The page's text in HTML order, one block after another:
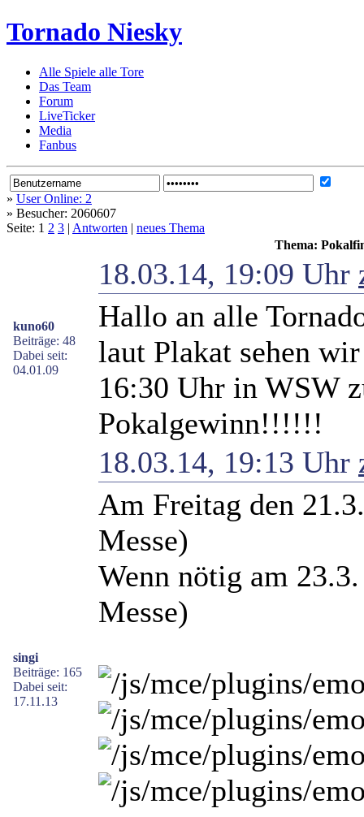
Tornado Niesky
Alle Spiele alle Tore
Das Team
Forum
LiveTicker
Media
Fanbus
» User Online: 2
» Besucher: 2060607
Seite: 1 2 3 | Antworten | neues Thema
Thema:
kuno60
Beiträge: 48
Dabei seit:
04.01.09
18.03.14, 19:09 Uhr
Hallo an alle
laut Plakat sehen
16:30 Uhr in WSW
Pokalgewinn!!!!!!
singi
Beiträge: 165
Dabei seit:
17.11.13
18.03.14, 19:13 Uhr
Am Freitag den
Messe)
Wenn nötig am
Messe)